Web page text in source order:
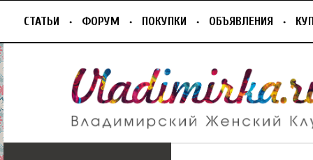
СТАТЬИ ФОРУМ ПОКУПКИ ОБЪЯВЛЕНИЯ